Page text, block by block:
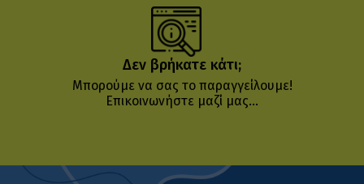
Δεν βρήκατε κάτι;
Μπορούμε να σας το παραγγείλουμε!
Επικοινωνήστε μαζί μας...